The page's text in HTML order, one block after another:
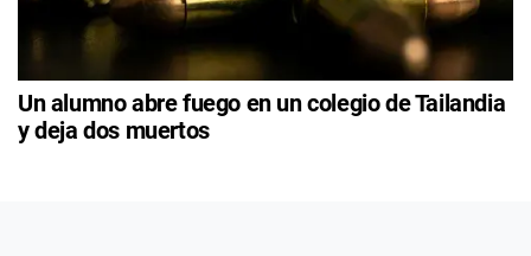
Un alumno abre fuego en un colegio de Tailandia
y deja dos muertos